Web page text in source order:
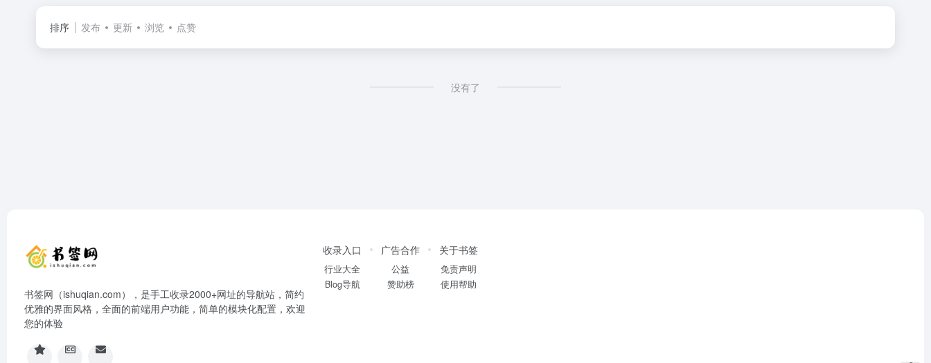
排序 发布 更新 浏览 点赞
没有了
书签网（ishuqian.com），是手工收录2000+网址的导航站，简约
优雅的界面风格，全面的前端用户功能，简单的模块化配置，欢迎
您的体验
收录入口
行业大全
Blog导航
广告合作
公益
赞助榜
关于书签
免责声明
使用帮助